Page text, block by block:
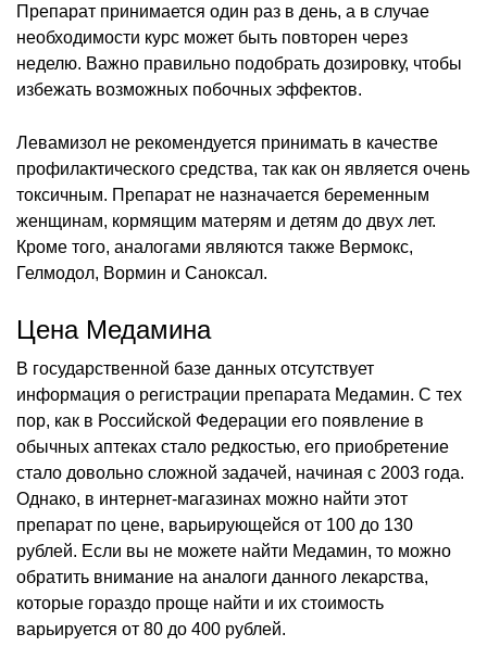
Препарат принимается один раз в день, а в случае
необходимости курс может быть повторен через
неделю. Важно правильно подобрать дозировку, чтобы
избежать возможных побочных эффектов.
Левамизол не рекомендуется принимать в качестве
профилактического средства, так как он является очень
токсичным. Препарат не назначается беременным
женщинам, кормящим матерям и детям до двух лет.
Кроме того, аналогами являются также Вермокс,
Гелмодол, Вормин и Саноксал.
Цена Медамина
В государственной базе данных отсутствует
информация о регистрации препарата Медамин. С тех
пор, как в Российской Федерации его появление в
обычных аптеках стало редкостью, его приобретение
стало довольно сложной задачей, начиная с 2003 года.
Однако, в интернет-магазинах можно найти этот
препарат по цене, варьирующейся от 100 до 130
рублей. Если вы не можете найти Медамин, то можно
обратить внимание на аналоги данного лекарства,
которые гораздо проще найти и их стоимость
варьируется от 80 до 400 рублей.